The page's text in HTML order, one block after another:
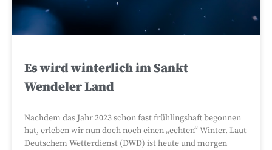
Es wird winterlich im Sankt
Wendeler Land
Nachdem das Jahr 2023 schon fast frühlingshaft begonnen
hat, erleben wir nun doch noch einen „echten“ Winter. Laut
Deutschem Wetterdienst (DWD) ist heute und morgen